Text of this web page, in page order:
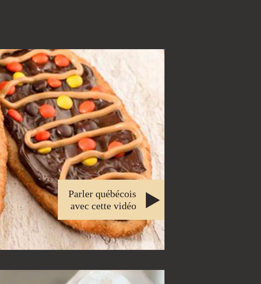
Parler québécois
avec cette vidéo